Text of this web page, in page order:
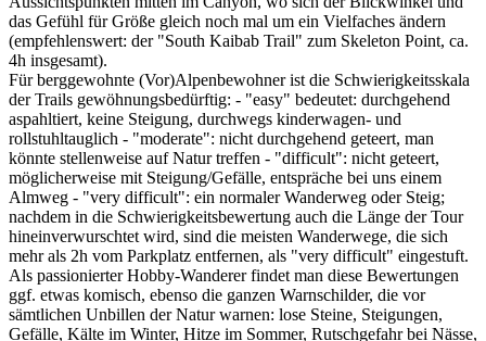
das Gefühl für Größe gleich noch mal um ein Vielfaches ändern
(empfehlenswert: der "South Kaibab Trail" zum Skeleton Point, ca.
4h insgesamt).
Für berggewohnte (Vor)Alpenbewohner ist die Schwierigkeitsskala
der Trails gewöhnungsbedürftig: - "easy" bedeutet: durchgehend
aspahltiert, keine Steigung, durchwegs kinderwagen- und
rollstuhltauglich - "moderate": nicht durchgehend geteert, man
könnte stellenweise auf Natur treffen - "difficult": nicht geteert,
möglicherweise mit Steigung/Gefälle, entspräche bei uns einem
Almweg - "very difficult": ein normaler Wanderweg oder Steig;
nachdem in die Schwierigkeitsbewertung auch die Länge der Tour
hineinverwurschtet wird, sind die meisten Wanderwege, die sich
mehr als 2h vom Parkplatz entfernen, als "very difficult" eingestuft.
Als passionierter Hobby-Wanderer findet man diese Bewertungen
ggf. etwas komisch, ebenso die ganzen Warnschilder, die vor
sämtlichen Unbillen der Natur warnen: lose Steine, Steigungen,
Gefälle, Kälte im Winter, Hitze im Sommer, Rutschgefahr bei Nässe,